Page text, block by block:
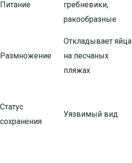
Питание
гребневики,
ракообразные
Размножение
Откладывает яйца
на песчаных
пляжах
Статус
сохранения
Уязвимый вид